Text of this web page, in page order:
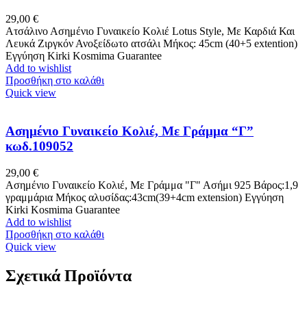
29,00 €
Ατσάλινο Ασημένιο Γυναικείο Κολιέ Lotus Style, Mε Καρδιά Και
Λευκά Ζιργκόν Ανοξείδωτο ατσάλι Μήκος: 45cm (40+5 extention)
Εγγύηση Kirki Kosmima Guarantee
Add to wishlist
Προσθήκη στο καλάθι
Quick view
Ασημένιο Γυναικείο Κολιέ, Με Γράμμα “Γ”
κωδ.109052
29,00 €
Ασημένιο Γυναικείο Κολιέ, Με Γράμμα "Γ" Ασήμι 925 Βάρος:1,9
γραμμάρια Μήκος αλυσίδας:43cm(39+4cm extension) Εγγύηση
Kirki Kosmima Guarantee
Add to wishlist
Προσθήκη στο καλάθι
Quick view
Σχετικά Προϊόντα